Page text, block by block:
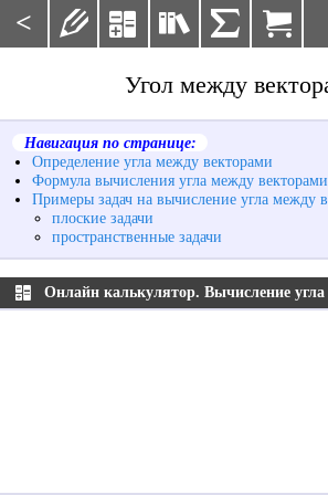
<     
Угол между
Навигация по странице:
Определение угла между векторами
Формула вычисления угла между векторами
Примеры задач на вычисление угла между
плоские задачи
пространственные задачи
Онлайн калькулятор. Вычисление